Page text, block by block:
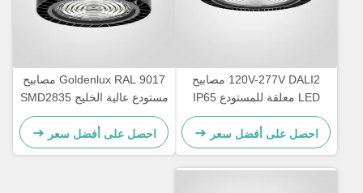
120V-277V DALI2 مصابيح
LED معلقة للمستودع IP65
مقاومة للماء
احصل على أفضل سعر
Goldenlux RAL 9017 مصابيح
مستودع عالية الخليج SMD2835
مصابيح الصناعية عالية الخليج
احصل على أفضل سعر